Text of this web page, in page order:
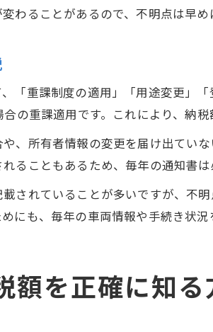
わることがあるので、不明点は早
「重課制度の適用」「用途変更」
の重課適用です。これにより、納
、所有者情報の変更を届け出てい
ることもあるため、毎年の通知書は
されていることが多いですが、不
にも、毎年の車両情報や手続き状況
額を正確に知る